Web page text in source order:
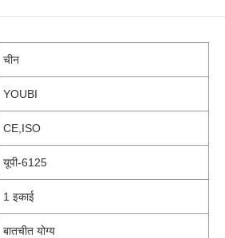
चीन
YOUBI
CE,ISO
यूपी-6125
1 इकाई
बातचीत योग्य